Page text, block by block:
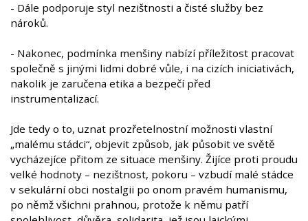
- Dále podporuje styl nezištnosti a čisté služby bez
nároků.
- Nakonec, podmínka menšiny nabízí příležitost pracovat
společně s jinými lidmi dobré vůle, i na cizích iniciativách,
nakolik je zaručena etika a bezpečí před
instrumentalizací.
Jde tedy o to, uznat prozřetelnostní možnosti vlastní
„malému stádci“, objevit způsob, jak působit ve světě
vycházejíce přitom ze situace menšiny. Žijíce proti proudu
velké hodnoty – nezištnost, pokoru – vzbudí malé stádce
v sekulární obci nostalgii po onom pravém humanismu,
po němž všichni prahnou, protože k němu patří